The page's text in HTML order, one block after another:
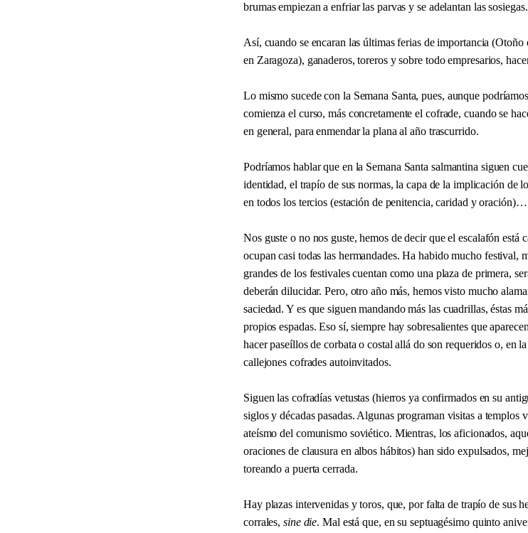
brumas empiezan a enfriar las parvas y se adelantan las sosiegas.
Así, cuando se encaran las últimas ferias de importancia
en Zaragoza), ganaderos, toreros y sobre todo empresarios,
Lo mismo sucede con la Semana Santa, pues, aunque
comienza el curso, más concretamente el cofrade, cuando se
en general, para enmendar la plana al año trascurrido.
Podríamos hablar que en la Semana Santa salmantina siguen
identidad, el trapío de sus normas, la capa de la implicación de
en todos los tercios (estación de penitencia, caridad y oración)…
Nos guste o no nos guste, hemos de decir que el escalafón está
ocupan casi todas las hermandades. Ha habido mucho festival,
grandes de los festivales cuentan como una plaza de primera,
deberán dilucidar. Pero, otro año más, hemos visto mucho
saciedad. Y es que siguen mandando más las cuadrillas, éstas
propios espadas. Eso sí, siempre hay sobresalientes que
hacer paseíllos de corbata o costal allá do son requeridos o, en
callejones cofrades autoinvitados.
Siguen las cofradías vetustas (hierros ya confirmados en su
siglos y décadas pasadas. Algunas programan visitas a templos
ateísmo del comunismo soviético. Mientras, los aficionados,
oraciones de clausura en albos hábitos) han sido expulsados,
toreando a puerta cerrada.
Hay plazas intervenidas y toros, que, por falta de trapío de sus
corrales,sine die. Mal está que, en su septuagésimo quinto